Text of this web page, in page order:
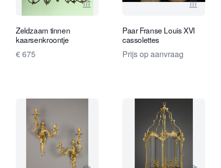
Bekijk verkoperspagina van Limburg
Zeldzaam tinnen
kaarsenkroontje
€ 675
Bekijk
Paar Franse Louis XVI
cassolettes
Prijs op aanvraag